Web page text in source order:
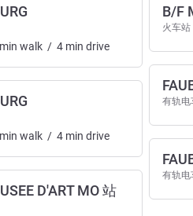
min walk / 4 min drive
min walk / 4 min drive
D'ART MO 站
B/F
火车站
有轨电
有轨电